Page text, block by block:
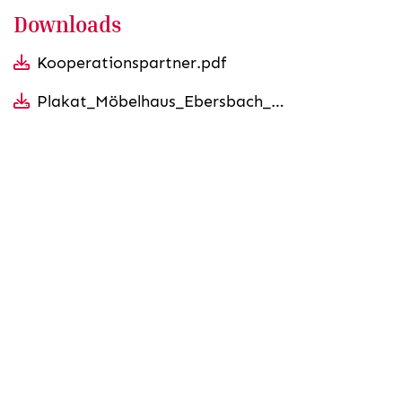
Downloads
Kooperationspartner.pdf
Plakat_Möbelhaus_Ebersbach_GmbH.pdf